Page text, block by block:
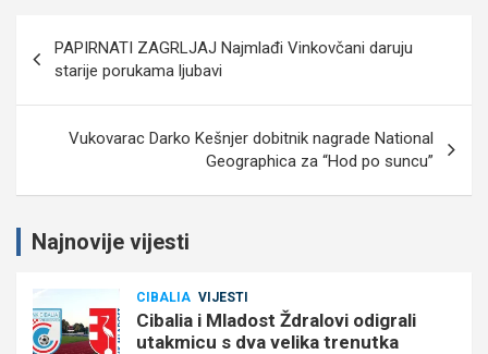
objava
PAPIRNATI ZAGRLJAJ Najmlađi Vinkovčani daruju
starije porukama ljubavi
Vukovarac Darko Kešnjer dobitnik nagrade National
Geographica za “Hod po suncu”
Najnovije vijesti
CIBALIA VIJESTI
Cibalia i Mladost Ždralovi odigrali
utakmicu s dva velika trenutka